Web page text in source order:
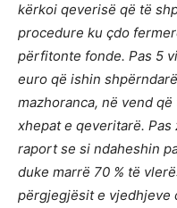
kërkoi qeverisë që të
procedure ku çdo
përfitonte fonde. Pas 5
euro që ishin
mazhoranca, në vend
xhepat e qeveritarë.
raport se si ndaheshin
duke marrë 70 % të
përgjegjësit e vjedhjeve